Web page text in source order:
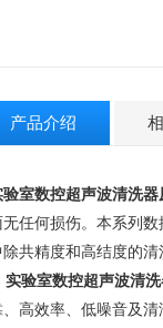
产品介绍
验室数控超声波清洗器
无任何损伤。本系列
除共精度和高结度的
实验室数控超声波清
、高效率、低噪音及